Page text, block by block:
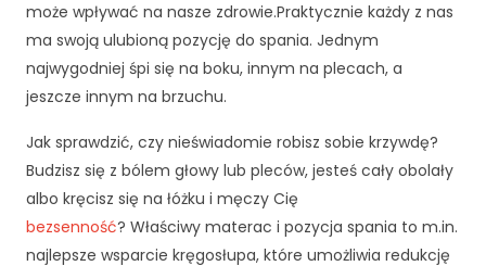
może wpływać na nasze zdrowie.Praktycznie każdy z nas
ma swoją ulubioną pozycję do spania. Jednym
najwygodniej śpi się na boku, innym na plecach, a
jeszcze innym na brzuchu.
Jak sprawdzić, czy nieświadomie robisz sobie krzywdę?
Budzisz się z bólem głowy lub pleców, jesteś cały obolały
albo kręcisz się na łóżku i męczy Cię
bezsenność? Właściwy materac i pozycja spania to m.in.
najlepsze wsparcie kręgosłupa, które umożliwia redukcję